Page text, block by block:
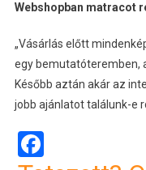
Webshopban matracot
„Vásárlás előtt
egy bemutatóteremben,
Később aztán akár az
jobb ajánlatot találunk-e
Facebook